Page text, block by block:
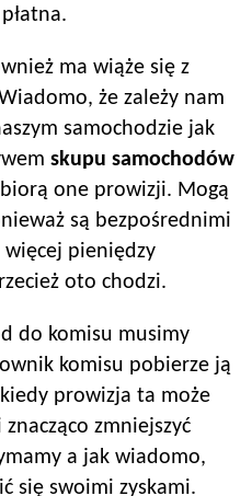
ma wiąże się z
że zależy nam
samochodzie jak
skupu samochodów
one prowizji. Mogą
są bezpośrednimi
pieniędzy
oto chodzi.
do komisu musimy
komisu pobierze ją
prowizja ta może
zmniejszyć
a jak wiadomo,
się swoimi zyskami.